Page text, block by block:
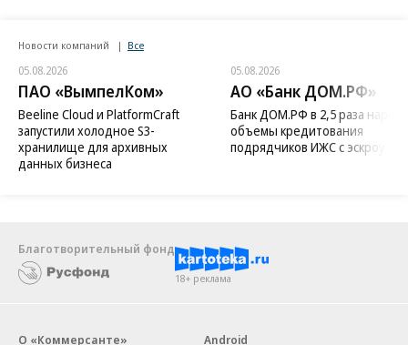
Новости компаний Все
05.08.2026
ПАО «ВымпелКом»
Beeline Cloud и PlatformCraft
запустили холодное S3-
хранилище для архивных
данных бизнеса
05.08.2026
АО «Банк ДОМ.РФ»
Банк ДОМ.РФ в 2,5 раза
объемы кредитования
подрядчиков ИЖС с эскроу
Благотворительный фонд
18+ реклама
О «Коммерсанте»
Android